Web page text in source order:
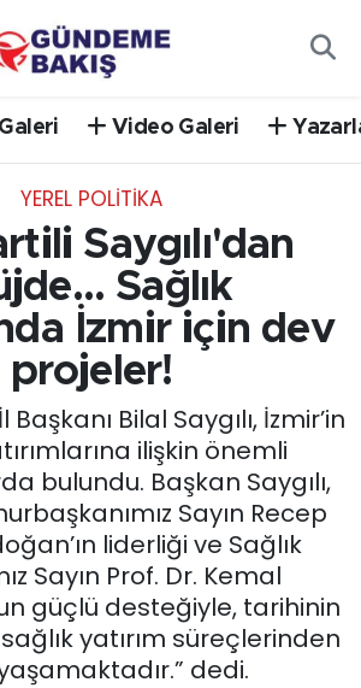
Video Galeri
YEREL POLİTİKA
Saygılı'dan
Sağlık
İzmir için dev
projeler!
Bilal Saygılı, İzmir’in
ilişkin önemli
bulundu. Başkan Saygılı,
Sayın Recep
liderliği ve Sağlık
Sayın Prof. Dr. Kemal
güçlü desteğiyle, tarihinin
yatırım süreçlerinden
dedi.
Durumu ve Fikstür
Haberleri